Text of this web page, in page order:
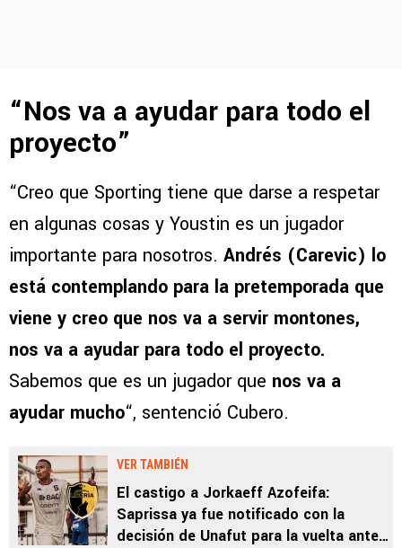
“Nos va a ayudar para todo el
proyecto”
“Creo que Sporting tiene que darse a respetar
en algunas cosas y Youstin es un jugador
importante para nosotros. Andrés (Carevic) lo
está contemplando para la pretemporada que
viene y creo que nos va a servir montones,
nos va a ayudar para todo el proyecto.
Sabemos que es un jugador que nos va a
ayudar mucho“, sentenció Cubero.
VER TAMBIÉN
El castigo a Jorkaeff Azofeifa:
Saprissa ya fue notificado con la
decisión de Unafut para la vuelta ante